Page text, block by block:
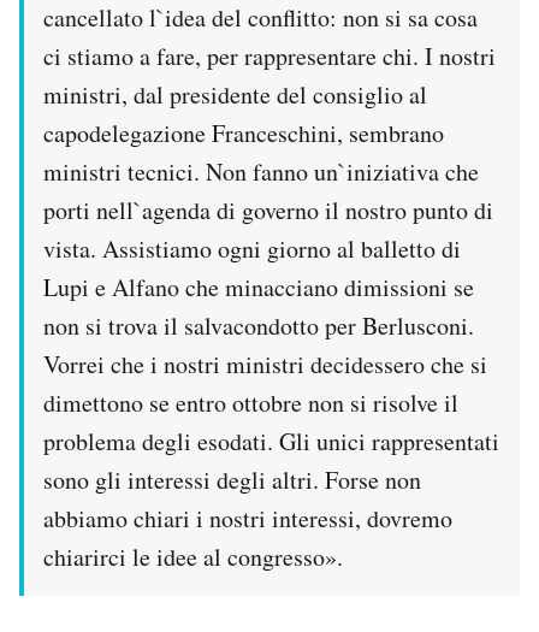
cancellato l`idea del conflitto: non si sa cosa
ci stiamo a fare, per rappresentare chi. I nostri
ministri, dal presidente del consiglio al
capodelegazione Franceschini, sembrano
ministri tecnici. Non fanno un`iniziativa che
porti nell`agenda di governo il nostro punto di
vista. Assistiamo ogni giorno al balletto di
Lupi e Alfano che minacciano dimissioni se
non si trova il salvacondotto per Berlusconi.
Vorrei che i nostri ministri decidessero che si
dimettono se entro ottobre non si risolve il
problema degli esodati. Gli unici rappresentati
sono gli interessi degli altri. Forse non
abbiamo chiari i nostri interessi, dovremo
chiarirci le idee al congresso».